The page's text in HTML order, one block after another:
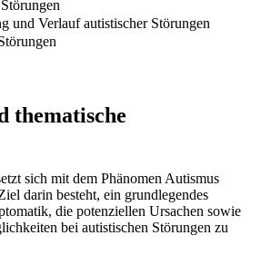
und Verlauf autistischer Störungen
thematische
sich mit dem Phänomen Autismus
darin besteht, ein grundlegendes
die potenziellen Ursachen sowie
bei autistischen Störungen zu